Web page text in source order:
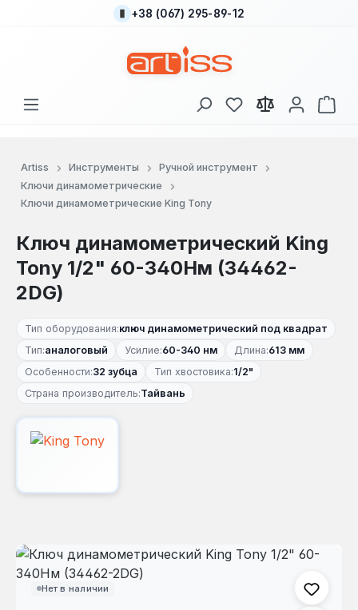
Перейти к основному содержанию
+38 (067) 295-89-12
У вас есть товары
В
Artiss Инструменты
Ручной инструмент
Ключи динамометрические
Ключи динамометрические King Tony
Ключ динамометрический King
Tony 1/2" 60-340Нм (34462-
2DG)
Тип оборудования:ключ динамометрический под квадрат
Тип:аналоговый Усилие:60-340 нм Длина:613 мм
Особенности:32 зубца Тип хвостовика:1/2"
Страна производитель:Тайвань
Нет в наличии
Пропустить галерею изображений